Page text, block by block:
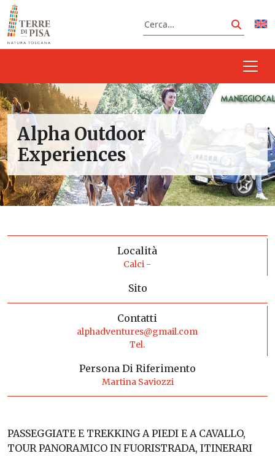
Vai al contenuto
Cerca
Cerca
Alpha Outdoor
Experiences
Località
Calci -
Sito
Contatti
alphadventures@gmail.com
Tel.
Persona Di Riferimento
Martina Saviozzi
PASSEGGIATE E TREKKING A PIEDI E A CAVALLO,
TOUR PANORAMICO IN FUORISTRADA, ITINERARI